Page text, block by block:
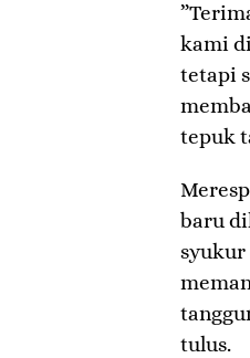
kami
tetapi
tepuk
baru
syukur
tulus.